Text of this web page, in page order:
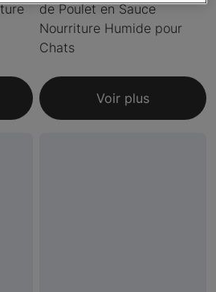
de Poulet en Sauce
Nourriture Humide pour
Chats
Voir plus